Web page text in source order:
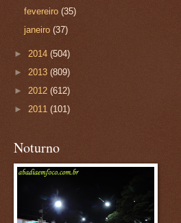
fevereiro(35)
janeiro(37)
► 2014 (504)
► 2013 (809)
► 2012 (612)
► 2011 (101)
Noturno